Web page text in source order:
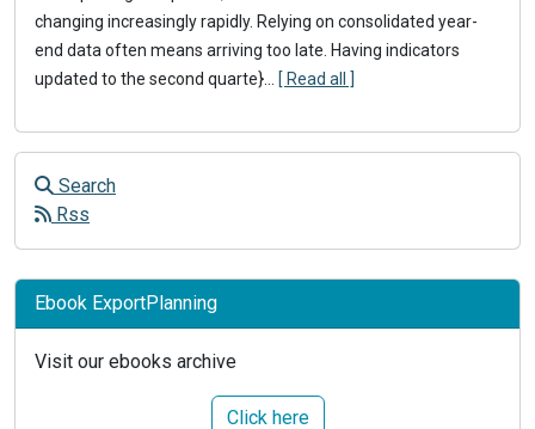
changing increasingly rapidly. Relying on consolidated year-
end data often means arriving too late. Having indicators
updated to the second quarte}
[ Read all ]
Search
Rss
Ebook ExportPlanning
Visit our ebooks archive
Click here